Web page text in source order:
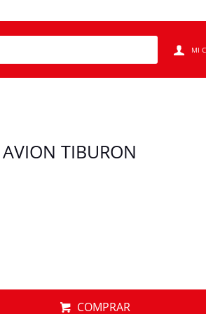
TIBURON
COMPRAR